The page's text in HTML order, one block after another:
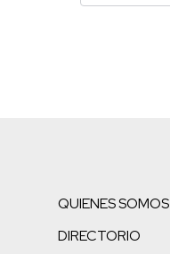
QUIENES SOMOS
DIRECTORIO